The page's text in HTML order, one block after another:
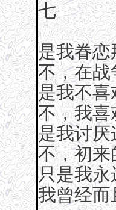
七
是我眷
不，在战
是我不
不，我喜
是我讨厌
不，初来
只是我永
我曾经而